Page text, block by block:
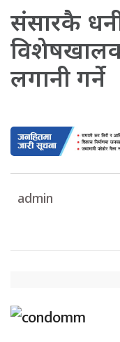
संसारकै
लगानी गर्ने
admin